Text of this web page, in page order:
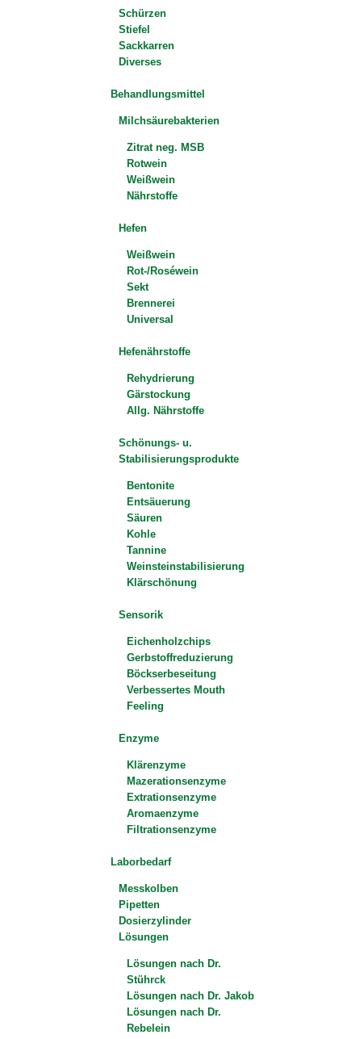
Schürzen
Stiefel
Sackkarren
Diverses
Behandlungsmittel
Milchsäurebakterien
Zitrat neg. MSB
Rotwein
Weißwein
Nährstoffe
Hefen
Weißwein
Rot-/Roséwein
Sekt
Brennerei
Universal
Hefenährstoffe
Rehydrierung
Gärstockung
Allg. Nährstoffe
Schönungs- u.
Stabilisierungsprodukte
Bentonite
Entsäuerung
Säuren
Kohle
Tannine
Weinsteinstabilisierung
Klärschönung
Sensorik
Eichenholzchips
Gerbstoffreduzierung
Böckserbeseitung
Verbessertes Mouth
Feeling
Enzyme
Klärenzyme
Mazerationsenzyme
Extrationsenzyme
Aromaenzyme
Filtrationsenzyme
Laborbedarf
Messkolben
Pipetten
Dosierzylinder
Lösungen
Lösungen nach Dr.
Stührck
Lösungen nach Dr. Jakob
Lösungen nach Dr.
Rebelein